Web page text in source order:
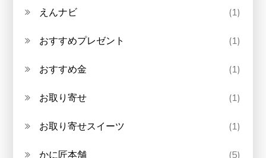
えんナビ (1)
おすすめプレゼント (1)
おすすめ金 (1)
お取り寄せ (1)
お取り寄せスイーツ (1)
かに匠本舗 (5)